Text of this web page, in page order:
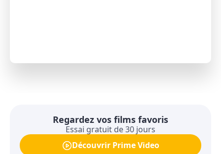
Regardez vos films favoris
Essai gratuit de 30 jours
Découvrir Prime Video